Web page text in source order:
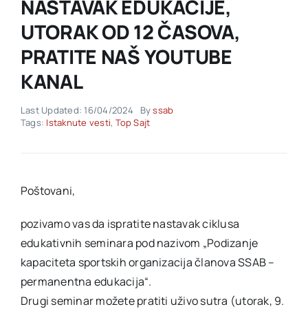
Akti SSAB
Kontakt
NASTAVAK EDUKACIJE,
UTORAK OD 12 ČASOVA,
PRATITE NAŠ YOUTUBE
KANAL
Last Updated: 16/04/2024 Byssab
Tags: Istaknute vesti, Top Sajt
Poštovani,
pozivamo vas da ispratite nastavak ciklusa
edukativnih seminara pod nazivom „Podizanje
kapaciteta sportskih organizacija članova SSAB –
permanentna edukacija“.
Drugi seminar možete pratiti uživo sutra (utorak, 9.